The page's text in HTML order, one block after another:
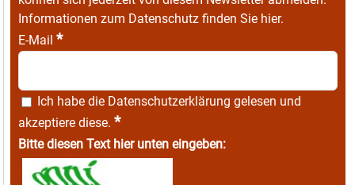
Informationen zum Datenschutz finden Sie hier.
E-Mail *
Ich habe die Datenschutzerklärung gelesen und
akzeptiere diese. *
Bitte diesen Text hier unten eingeben: